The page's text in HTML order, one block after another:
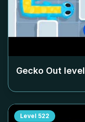
Gecko Out level
Level 522